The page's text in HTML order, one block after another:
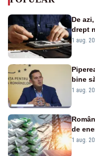
De
drept
un
1 aug.
bine
alertei
1 aug.
de
1 aug.